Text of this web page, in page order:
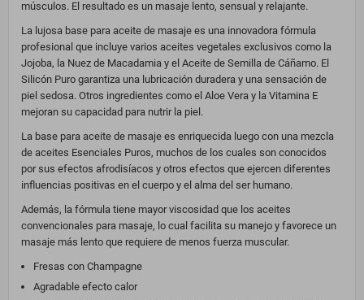
músculos. El resultado es un masaje lento, sensual y relajante.
La lujosa base para aceite de masaje es una innovadora fórmula
profesional que incluye varios aceites vegetales exclusivos como la
Jojoba, la Nuez de Macadamia y el Aceite de Semilla de Cáñamo. El
Silicón Puro garantiza una lubricación duradera y una sensación de
piel sedosa. Otros ingredientes como el Aloe Vera y la Vitamina E
mejoran su capacidad para nutrir la piel.
La base para aceite de masaje es enriquecida luego con una mezcla
de aceites Esenciales Puros, muchos de los cuales son conocidos
por sus efectos afrodisíacos y otros efectos que ejercen diferentes
influencias positivas en el cuerpo y el alma del ser humano.
Además, la fórmula tiene mayor viscosidad que los aceites
convencionales para masaje, lo cual facilita su manejo y favorece un
masaje más lento que requiere de menos fuerza muscular.
Fresas con Champagne
Agradable efecto calor